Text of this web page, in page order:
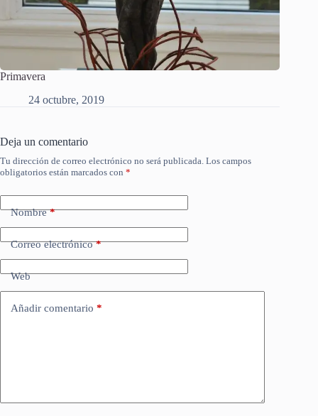
Primavera
24 octubre, 2019
Deja un comentario
Tu dirección de correo electrónico no será publicada. Los campos
obligatorios están marcados con *
Nombre*
Correo electrónico*
Web
Añadir comentario *